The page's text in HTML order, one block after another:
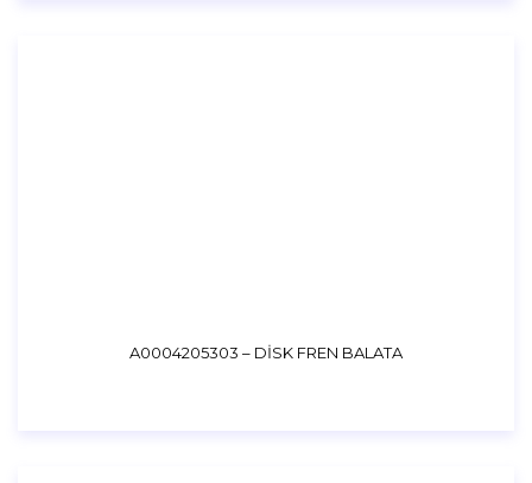
A0004205303 – DİSK FREN BALATA